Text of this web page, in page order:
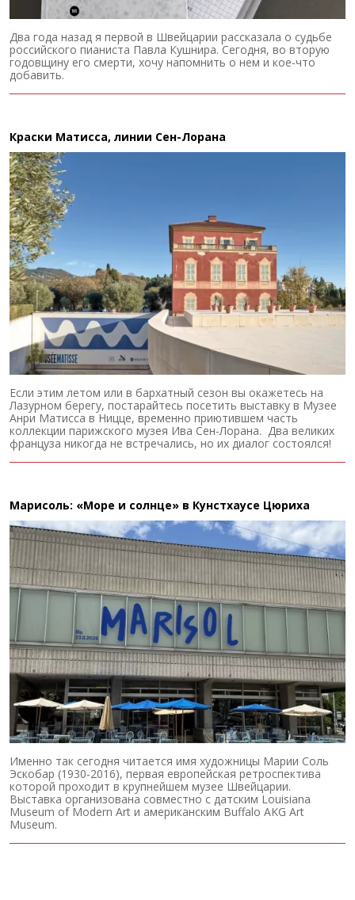
Два года назад я первой в Швейцарии рассказала о судьбе
российского пианиста Павла Кушнира. Сегодня, во вторую
годовщину его смерти, хочу напомнить о нем и кое-что
добавить.
Краски Матисса, линии Сен-Лорана
Если этим летом или в бархатный сезон вы окажетесь на
Лазурном берегу, постарайтесь посетить выставку в Музее
Анри Матисса в Ницце, временно приютившем часть
коллекции парижского музея Ива Сен-Лорана. Два великих
француза никогда не встречались, но их диалог состоялся!
Марисоль: «Море и солнце» в Кунстхаусе Цюриха
Именно так сегодня читается имя художницы Марии Соль
Эскобар (1930-2016), первая европейская ретроспектива
которой проходит в крупнейшем музее Швейцарии.
Выставка организована совместно с датским Louisiana
Museum of Modern Art и американским Buffalo AKG Art
Museum.